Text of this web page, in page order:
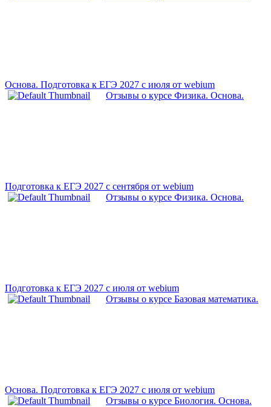
Основа. Подготовка к ЕГЭ 2027 с июля от webium
Отзывы о курсе Физика. Основа.
Подготовка к ЕГЭ 2027 с сентября от webium
Отзывы о курсе Физика. Основа.
Подготовка к ЕГЭ 2027 с июля от webium
Отзывы о курсе Базовая математика.
Основа. Подготовка к ЕГЭ 2027 с июля от webium
Отзывы о курсе Биология. Основа.